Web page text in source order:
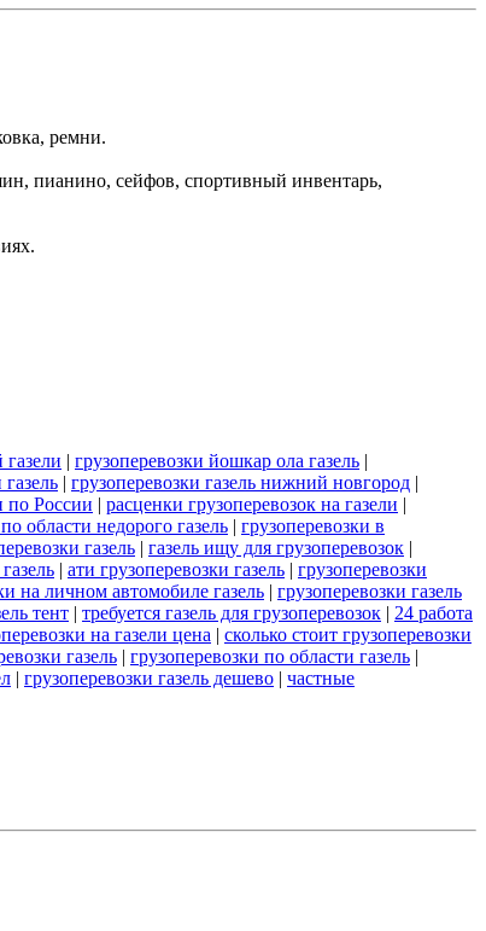
ремни.
пианино, сейфов, спортивный инвентарь,
| грузоперевозки йошкар ола газель |
| грузоперевозки газель нижний новгород |
по России | расценки грузоперевозок на газели |
области недорого газель | грузоперевозки в
газель | газель ищу для грузоперевозок |
| ати грузоперевозки газель | грузоперевозки
на личном автомобиле газель | грузоперевозки газель
тент | требуется газель для грузоперевозок | 24 работа
на газели цена | сколько стоит грузоперевозки
газель | грузоперевозки по области газель |
| грузоперевозки газель дешево | частные